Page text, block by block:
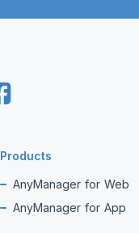
Products
AnyManager for Web
AnyManager for App